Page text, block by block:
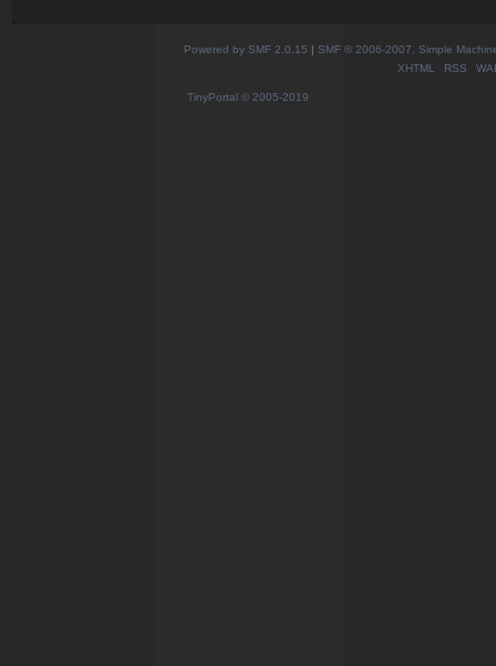
Powered by SMF 2.0.15 | SMF © 2006-2007, Simple
XHTML
RSS
TinyPortal © 2005-2019